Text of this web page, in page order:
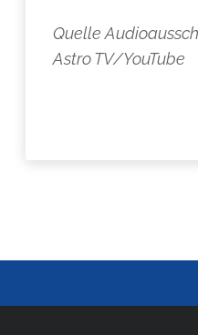
Quelle
Astro TV/YouTube